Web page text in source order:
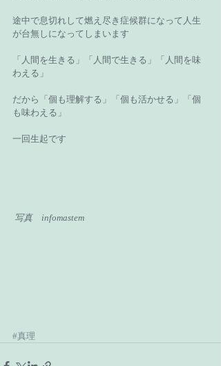
途中で息切れして燃え尽き症候群になって人生
が台無しになってしまいます
「人間を生きる」「人間で生きる」「人間を味
わえる」
だから「個も理解する」「個も活かせる」「個
も味わえる」
一回生起です
写真　infomastem
#真理